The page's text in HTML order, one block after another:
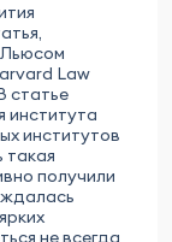
Law
статье
института
институтов
такая
получили
не всегда